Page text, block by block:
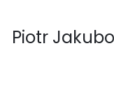
Piotr